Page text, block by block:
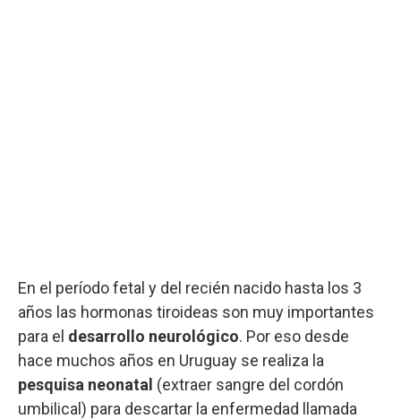
En el período fetal y del recién nacido hasta los 3
años las hormonas tiroideas son muy importantes
para el desarrollo neurológico. Por eso desde
hace muchos años en Uruguay se realiza la
pesquisa neonatal (extraer sangre del cordón
umbilical) para descartar la enfermedad llamada